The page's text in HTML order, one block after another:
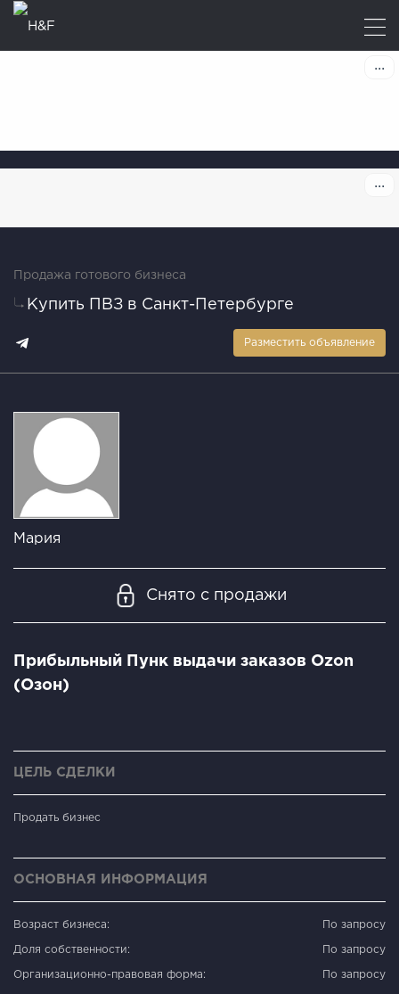
Продажа готового бизнеса
Купить ПВЗ в Санкт-Петербурге
Разместить объявление
Мария
Снято с продажи
Прибыльный Пунк выдачи заказов Ozon
(Озон)
ЦЕЛЬ СДЕЛКИ
Продать бизнес
ОСНОВНАЯ ИНФОРМАЦИЯ
Возраст бизнеса: По запросу
Доля собственности: По запросу
Организационно-правовая форма: По запросу